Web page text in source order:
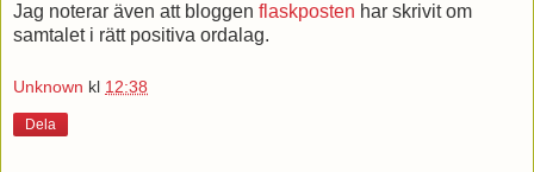
Jag noterar även att bloggen flaskposten har skrivit om
samtalet i rätt positiva ordalag.
Unknown kl 12:38
Dela